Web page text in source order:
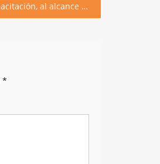
Capacitación, al alcance de todos
*